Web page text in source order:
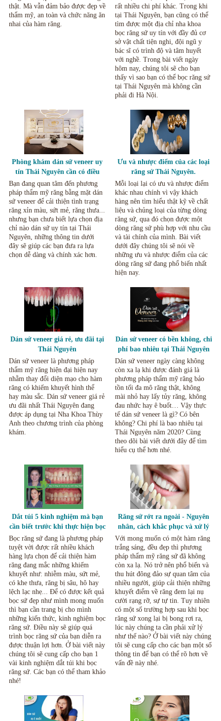
thật. Mà vẫn đảm bảo được đẹp về
thẩm mỹ, an toàn và chức năng ăn
nhai của hàm răng.
rất nhiều chi phí khác. Trong khi
tại Thái Nguyên, bạn cũng có thể
tìm được một địa chỉ nha khoa
bọc răng sứ uy tín với đầy đủ cơ
sở vật chất tiện nghi, đội ngũ y
bác sĩ có trình độ và tâm huyết
với nghề. Trong bài viết ngày
hôm nay, chúng tôi sẽ cho bạn
thấy vì sao bạn có thể bọc răng sứ
tại Thái Nguyên mà không cần
phải đi Hà Nội.
Phòng khám dán sứ veneer uy
tín Thái Nguyên cần có điều
kiện gì?
Bạn đang quan tâm đến phương
pháp thẩm mỹ răng bằng mặt dán
sứ veneer để cải thiện tình trạng
răng xỉn màu, sứt mẻ, răng thưa...
nhưng bạn chưa biết lựa chọn địa
chỉ nào dán sứ uy tín tại Thái
Nguyên, những thông tin dưới
đây sẽ giúp các bạn đưa ra lựa
chọn dễ dàng và chính xác hơn.
Ưu và nhược điểm của các loại
răng sứ Thái Nguyên.
Mỗi loại lại có ưu và nhược điểm
khác nhau chính vì vậy khách
hàng nên tìm hiểu thật kỹ về chất
liệu và chủng loại của từng dòng
răng sứ, qua đó chọn được một
dòng răng sứ phù hợp với nhu cầu
và tài chính của mình. Bài viết
dưới đây chúng tôi sẽ nói về
những ưu và nhược điểm của các
dòng răng sứ đang phổ biến nhất
hiện nay.
Dán sứ veneer giá rẻ, ưu đãi tại
Thái Nguyên
Dán sứ veneer là phương pháp
thẩm mỹ răng hiện đại hiện nay
nhằm thay đổi diện mạo cho hàm
răng có khiếm khuyết hình thể
hay màu sắc. Dán sứ veneer giá rẻ
ưu đãi nhất Thái Nguyên đang
được áp dụng tại Nha Khoa Thùy
Anh theo chương trình của phòng
khám.
Dán sứ veneer có bền không, chi
phí bao nhiêu tại Thái Nguyên
năm 2020
Dán sứ veneer ngày càng không
còn xa lạ khi được đánh giá là
phương pháp thẩm mỹ răng bảo
tồn tối đa mô răng thật, không
mài nhỏ hay lấy tủy răng, không
đau nhức hay ê buốt… Vậy thực
tế dán sứ veneer là gì? Có bên
không? Chi phí là bao nhiêu tại
Thái Nguyên năm 2020? Cùng
theo dõi bài viết dưới đây để tìm
hiểu cụ thể hơn nhé.
Dắt túi 5 kinh nghiệm mà bạn
cần biết trước khi thực hiện bọc
răng sứ
Bọc răng sứ đang là phương pháp
tuyệt vời được rất nhiều khách
hàng lựa chọn để cải thiện hàm
răng đang mắc những khiếm
khuyết như: nhiễm màu, sứt mẻ,
có khe thưa, răng bị sâu, hô hay
lệch lạc nhẹ... Để có được kết quả
bọc sứ đẹp như mình mong muốn
thì bạn cần trang bị cho mình
những kiến thức, kinh nghiệm bọc
răng sứ. Điều này sẽ giúp quá
trình bọc răng sứ của bạn diễn ra
được thuận lợi hơn. Ở bài viết này
chúng tôi sẽ cung cấp cho bạn 1
vài kinh nghiệm dắt túi khi bọc
răng sứ. Các bạn có thể tham khảo
nhé!
Răng sứ rớt ra ngoài - Nguyên
nhân, cách khắc phục và xử lý
an toàn?
Với mong muốn có một hàm răng
trắng sáng, đều đẹp thì phương
pháp thẩm mỹ răng sứ đã không
còn xa lạ. Nó trở nên phổ biến và
thu hút đông đảo sự quan tâm của
nhiều người, giúp cải thiện những
khuyết điểm về răng đem lại nụ
cười rạng rỡ, sự tự tin. Tuy nhiên
có một số trường hợp sau khi bọc
răng sứ xong lại bị bong rơi ra,
lúc này chúng ta cần phải xử lý
như thế nào? Ở bài viết này chúng
tôi sẽ cung cấp cho các bạn một số
thông tin để bạn có thể rõ hơn về
vấn đề này nhé.